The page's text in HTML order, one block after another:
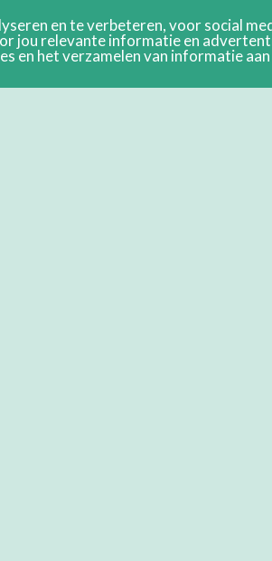
en te verbeteren, voor social
jou relevante informatie en
en het verzamelen van informatie